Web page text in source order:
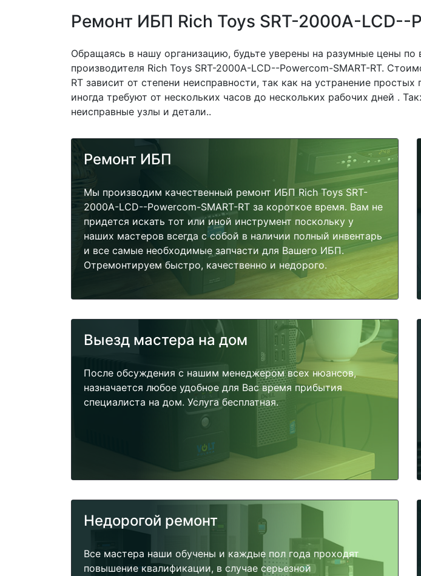
Ремонт ИБП Rich Toys SRT-2000A-LCD--
Обращаясь в нашу организацию, будьте уверены на разумные цены
производителя Rich Toys SRT-2000A-LCD--Powercom-SMART-RT.
RT зависит от степени неисправности, так как на устранение
иногда требуют от нескольких часов до нескольких рабочих дней .
неисправные узлы и детали..
Ремонт ИБП
Мы производим качественный ремонт ИБП Rich Toys SRT-
2000A-LCD--Powercom-SMART-RT за короткое время. Вам не
придется искать тот или иной инструмент поскольку у
наших мастеров всегда с собой в наличии полный инвентарь
и все самые необходимые запчасти для Вашего ИБП.
Отремонтируем быстро, качественно и недорого.
Выезд мастера на дом
После обсуждения с нашим менеджером всех нюансов,
назначается любое удобное для Вас время прибытия
специалиста на дом. Услуга бесплатная.
Недорогой ремонт
Все мастера наши обучены и каждые пол года проходят
повышение квалификации, в случае серьезной